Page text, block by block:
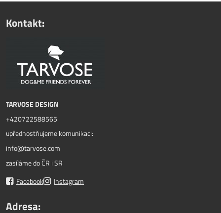
Kontakt:
TARVOSE DESIGN
+420722588565
upřednostňujeme komunikaci:
info@tarvose.com
zasíláme do ČR i SR
Facebook
Instagram
Adresa: